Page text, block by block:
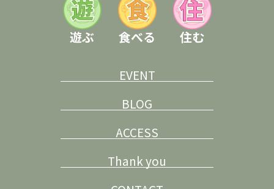
遊ぶ 食べる 住む
EVENT
BLOG
ACCESS
Thank you